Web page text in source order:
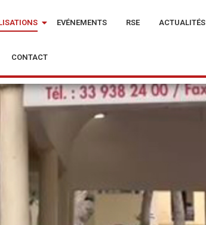
EVÉNEMENTS RSE ACTUALITÉS
CONTACT